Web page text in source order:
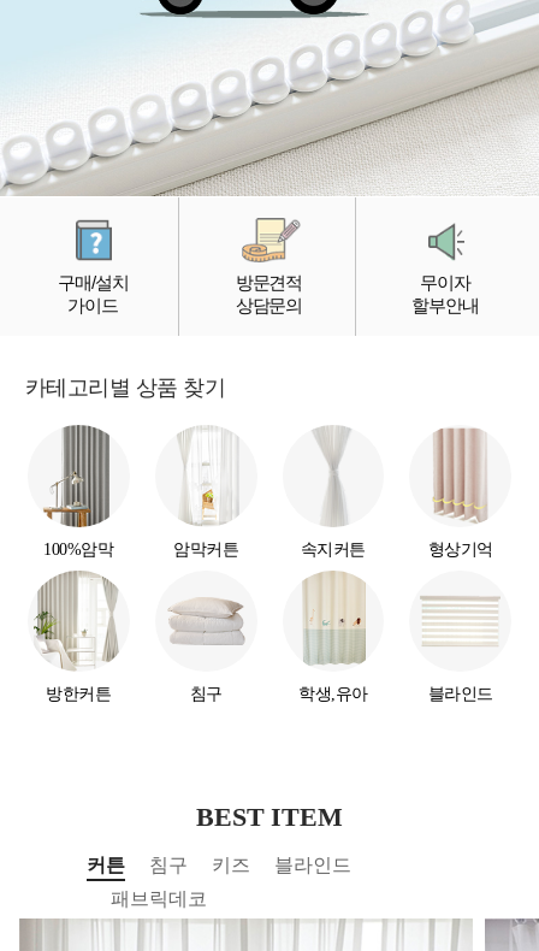
구매/설치
가이드
방문견적
상담문의
무이자
할부안내
카테고리별 상품 찾기
100%암막 암막커튼 속지커튼 형상기억
방한커튼 침구 학생,유아 블라인드
BEST ITEM
커튼 침구 키즈
블라인드
패브릭데코